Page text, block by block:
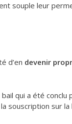
souple leur
d’en devenir
qui a été conclu
souscription sur